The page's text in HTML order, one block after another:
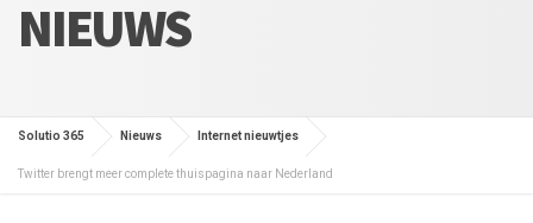
NIEUWS
Solutio 365 Nieuws Internet nieuwtjes
Twitter brengt meer complete thuispagina naar Nederland